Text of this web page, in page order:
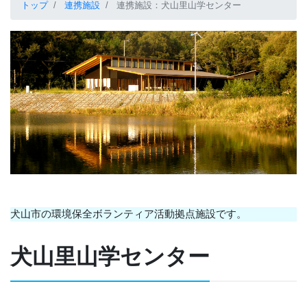
トップ 連携施設 連携施設：犬山里山学センター
犬山市の環境保全ボランティア活動拠点施設です。
犬山里山学センター